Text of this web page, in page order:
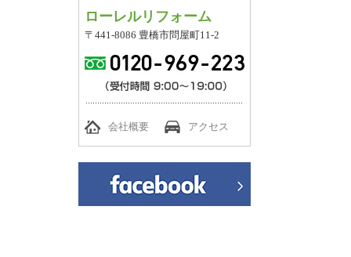
ローレルリフォーム
〒441-8086 豊橋市問屋町11-2
会社概要 アクセス